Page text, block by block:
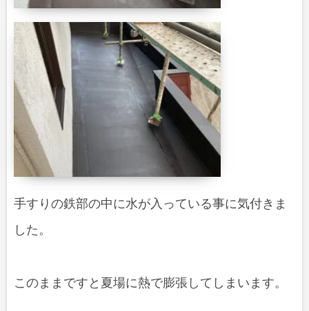
手すりの鉄部の中に水が入っている事に気付きま
した。
このままですと夏場に熱で膨張してしまいます。